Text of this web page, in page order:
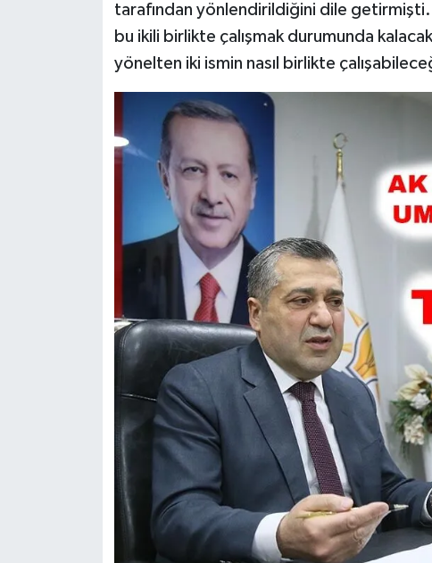
tarafından yönlendirildiğini dile getirmişti.
bu ikili birlikte çalışmak durumunda
yönelten iki ismin nasıl birlikte